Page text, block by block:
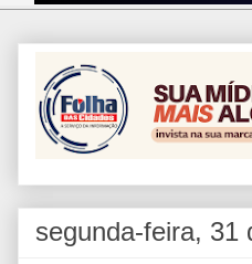
segunda-feira, 31